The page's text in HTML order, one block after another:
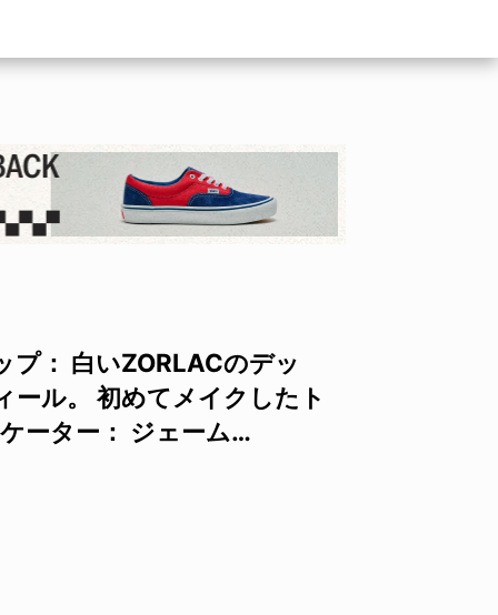
プ： 白いZORLACのデッ
ール。 初めてメイクしたト
ーター： ジェーム…